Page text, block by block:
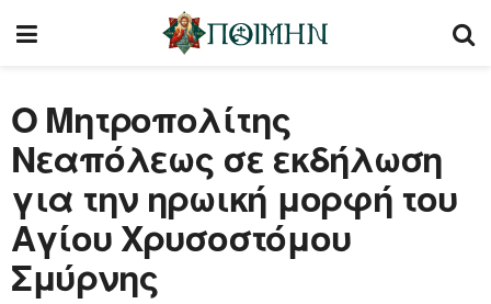
Ο Μητροπολίτης
Νεαπόλεως σε εκδήλωση
για την ηρωική μορφή του
Αγίου Χρυσοστόμου
Σμύρνης